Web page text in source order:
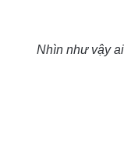
Nhìn như vậy